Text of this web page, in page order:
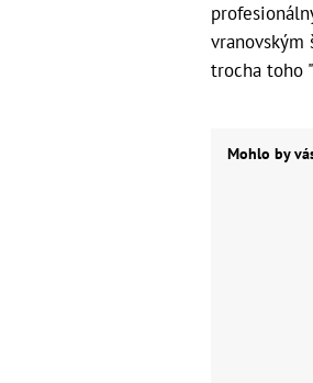
trocha toho
Mohlo by